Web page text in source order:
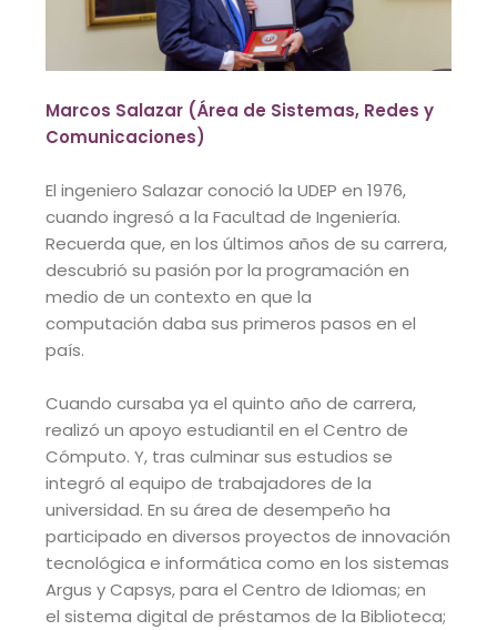
Marcos Salazar (Área de Sistemas, Redes y
Comunicaciones)
El ingeniero Salazar conoció la UDEP en 1976,
cuando ingresó a la Facultad de Ingeniería.
Recuerda que, en losúltimos años de su carrera,
descubrió su pasión por la programación en
medio de un contexto en que la
computacióndaba sus primeros pasos en el
país.
Cuando cursaba ya el quinto año de carrera,
realizó un apoyo estudiantil en el Centro de
Cómputo. Y, tras culminarsus estudios se
integró al equipo de trabajadores de la
universidad. En su área de desempeño ha
participado en diversosproyectos de innovación
tecnológica e informática como en los sistemas
Argus y Capsys, para el Centro de Idiomas; en
elsistema digital de préstamos de la Biblioteca;